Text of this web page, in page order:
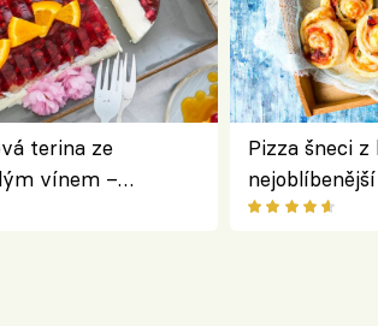
terina ze
vínem –
Pizza šneci